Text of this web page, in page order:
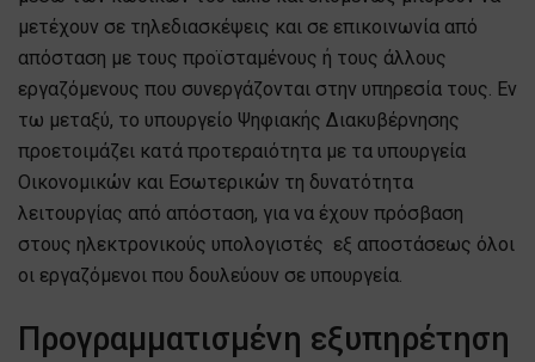
μετέχουν σε τηλεδιασκέψεις και σε επικοινωνία από
απόσταση με τους προϊσταμένους ή τους άλλους
εργαζόμενους που συνεργάζονται στην υπηρεσία τους. Εν
τω μεταξύ, το υπουργείο Ψηφιακής Διακυβέρνησης
προετοιμάζει κατά προτεραιότητα με τα υπουργεία
Οικονομικών και Εσωτερικών τη δυνατότητα
λειτουργίας από απόσταση, για να έχουν πρόσβαση
στους ηλεκτρονικούς υπολογιστές εξ αποστάσεως όλοι
οι εργαζόμενοι που δουλεύουν σε υπουργεία.
Προγραμματισμένη εξυπηρέτηση